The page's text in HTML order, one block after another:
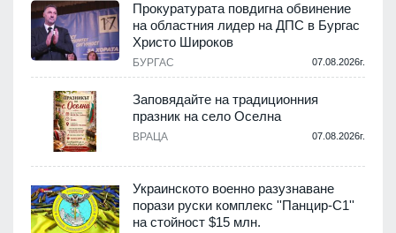
Прокуратурата повдигна обвинение
на областния лидер на ДПС в Бургас
Христо Широков
БУРГАС 07.08.2026г.
Заповядайте на традиционния
празник на село Оселна
ВРАЦА 07.08.2026г.
Украинското военно разузнаване
порази руски комплекс ''Панцир-С1''
на стойност $15 млн.